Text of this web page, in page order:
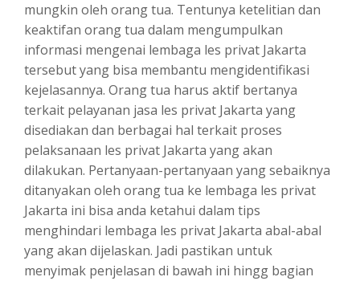
mungkin oleh orang tua. Tentunya ketelitian dan
keaktifan orang tua dalam mengumpulkan
informasi mengenai lembaga les privat Jakarta
tersebut yang bisa membantu mengidentifikasi
kejelasannya. Orang tua harus aktif bertanya
terkait pelayanan jasa les privat Jakarta yang
disediakan dan berbagai hal terkait proses
pelaksanaan les privat Jakarta yang akan
dilakukan. Pertanyaan-pertanyaan yang sebaiknya
ditanyakan oleh orang tua ke lembaga les privat
Jakarta ini bisa anda ketahui dalam tips
menghindari lembaga les privat Jakarta abal-abal
yang akan dijelaskan. Jadi pastikan untuk
menyimak penjelasan di bawah ini hingg bagian